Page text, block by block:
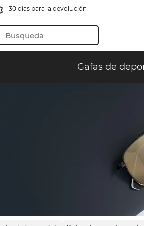
30 días para la devolución
Gafas de